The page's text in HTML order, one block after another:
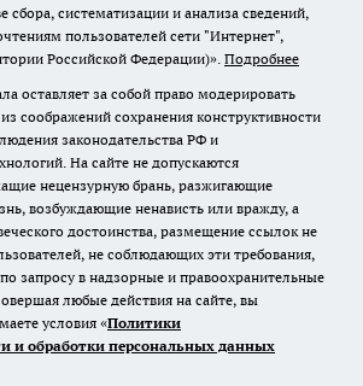
систематизации и анализа сведений,
пользователей сети "Интернет",
Российской Федерации)». Подробнее
оставляет за собой право модерировать
соображений сохранения конструктивности
законодательства РФ и
На сайте не допускаются
нецензурную брань, разжигающие
возбуждающие ненависть или вражду, а
достоинства, размещение ссылок не
не соблюдающих эти требования,
запросу в надзорные и правоохранительные
любые действия на сайте, вы
условия «Политики
и обработки персональных данных